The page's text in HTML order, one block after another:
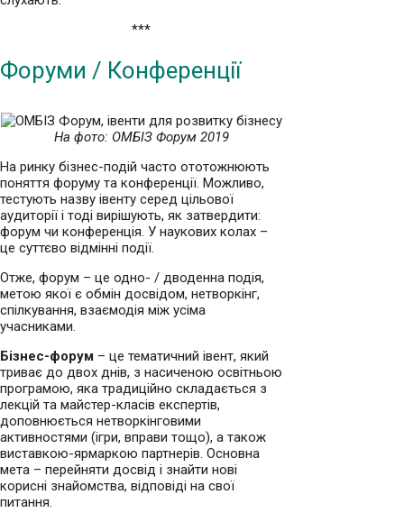
***
Форуми / Конференції
На фото: ОМБІЗ Форум 2019
На ринку бізнес-подій часто ототожнюють
поняття форуму та конференції. Можливо,
тестують назву івенту серед цільової
аудиторії і тоді вирішують, як затвердити:
форум чи конференція. У наукових колах –
це суттєво відмінні події.
Отже, форум – це одно- / дводенна подія,
метою якої є обмін досвідом, нетворкінг,
спілкування, взаємодія між усіма
учасниками.
Бізнес-форум – це тематичний івент, який
триває до двох днів, з насиченою освітньою
програмою, яка традиційно складається з
лекцій та майстер-класів експертів,
доповнюється нетворкінговими
активностями (ігри, вправи тощо), а також
виставкою-ярмаркою партнерів. Основна
мета – перейняти досвід і знайти нові
корисні знайомства, відповіді на свої
питання.